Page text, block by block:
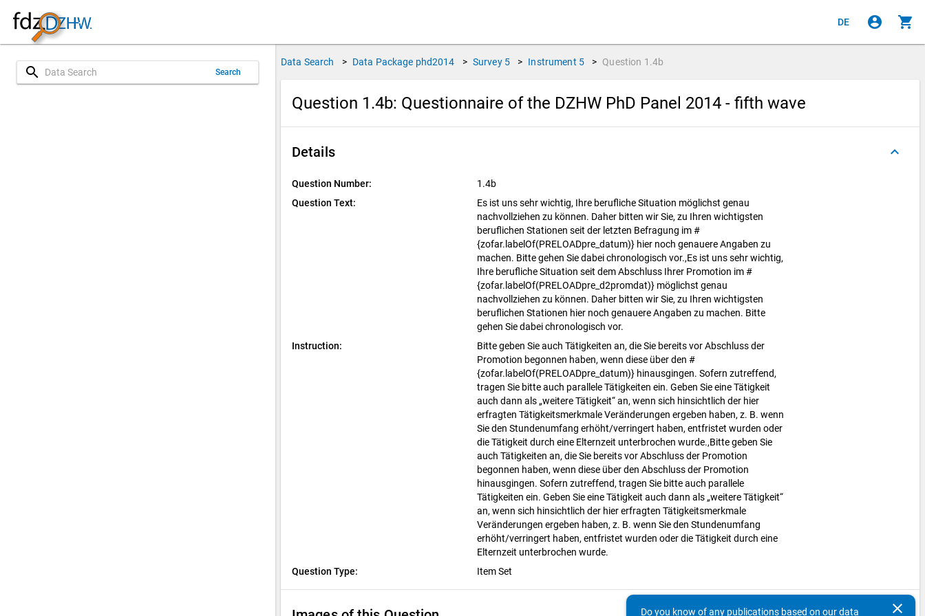
DE account_circle shopping_cart
search Search
Data Search > Data Package phd2014 > Survey 5 > Instrument 5 > Question 1.4b
Question 1.4b: Questionnaire of the DZHW PhD Panel 2014 - fifth wave
Details keyboard_arrow_up
Question Number:
1.4b
Question Text:
Es ist uns sehr wichtig, Ihre berufliche Situation möglichst genau
nachvollziehen zu können. Daher bitten wir Sie, zu Ihren wichtigsten
beruflichen Stationen seit der letzten Befragung im #
{zofar.labelOf(PRELOADpre_datum)} hier noch genauere Angaben zu
machen. Bitte gehen Sie dabei chronologisch vor.,Es ist uns sehr wichtig,
Ihre berufliche Situation seit dem Abschluss Ihrer Promotion im #
{zofar.labelOf(PRELOADpre_d2promdat)} möglichst genau
nachvollziehen zu können. Daher bitten wir Sie, zu Ihren wichtigsten
beruflichen Stationen hier noch genauere Angaben zu machen. Bitte
gehen Sie dabei chronologisch vor.
Instruction:
Bitte geben Sie auch Tätigkeiten an, die Sie bereits vor Abschluss der
Promotion begonnen haben, wenn diese über den #
{zofar.labelOf(PRELOADpre_datum)} hinausgingen. Sofern zutreffend,
tragen Sie bitte auch parallele Tätigkeiten ein. Geben Sie eine Tätigkeit
auch dann als „weitere Tätigkeit“ an, wenn sich hinsichtlich der hier
erfragten Tätigkeitsmerkmale Veränderungen ergeben haben, z. B. wenn
Sie den Stundenumfang erhöht/verringert haben, entfristet wurden oder
die Tätigkeit durch eine Elternzeit unterbrochen wurde.,Bitte geben Sie
auch Tätigkeiten an, die Sie bereits vor Abschluss der Promotion
begonnen haben, wenn diese über den Abschluss der Promotion
hinausgingen. Sofern zutreffend, tragen Sie bitte auch parallele
Tätigkeiten ein. Geben Sie eine Tätigkeit auch dann als „weitere Tätigkeit“
an, wenn sich hinsichtlich der hier erfragten Tätigkeitsmerkmale
Veränderungen ergeben haben, z. B. wenn Sie den Stundenumfang
erhöht/verringert haben, entfristet wurden oder die Tätigkeit durch eine
Elternzeit unterbrochen wurde.
Question Type:
Item Set
clear
Do you know of any publications based on our data